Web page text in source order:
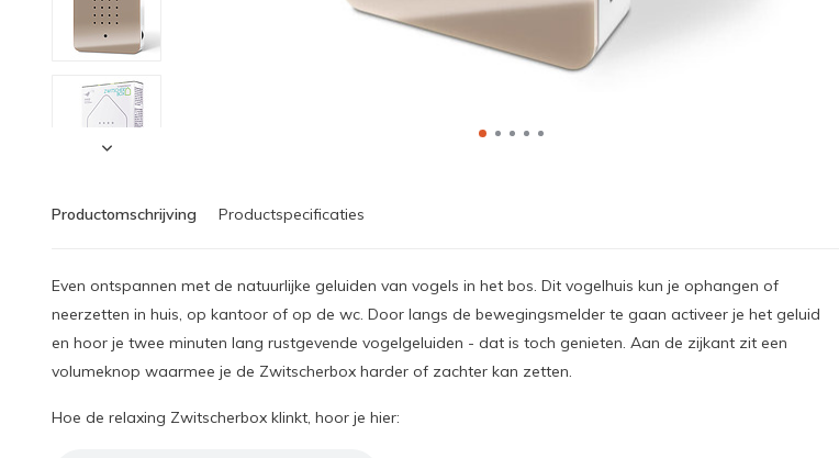
Productomschrijving Productspecificaties
Even ontspannen met de natuurlijke geluiden van vogels in het bos. Dit vogelhuis kun je ophangen of
neerzetten in huis, op kantoor of op de wc. Door langs de bewegingsmelder te gaan activeer je het geluid
en hoor je twee minuten lang rustgevende vogelgeluiden - dat is toch genieten. Aan de zijkant zit een
volumeknop waarmee je de Zwitscherbox harder of zachter kan zetten.
Hoe de relaxing Zwitscherbox klinkt, hoor je hier: